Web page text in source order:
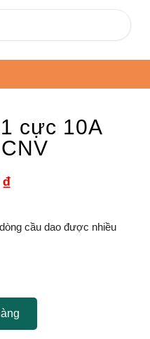
cực 10A
₫
cầu dao được nhiều